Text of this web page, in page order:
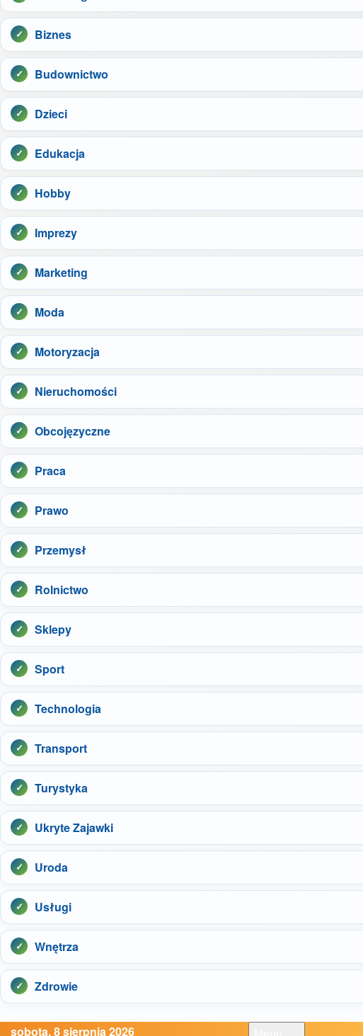
Biznes
Budownictwo
Dzieci
Edukacja
Hobby
Imprezy
Marketing
Moda
Motoryzacja
Nieruchomości
Obcojęzyczne
Praca
Prawo
Przemysł
Rolnictwo
Sklepy
Sport
Technologia
Transport
Turystyka
Ukryte Zajawki
Uroda
Usługi
Wnętrza
Zdrowie
sobota, 8 sierpnia 2026